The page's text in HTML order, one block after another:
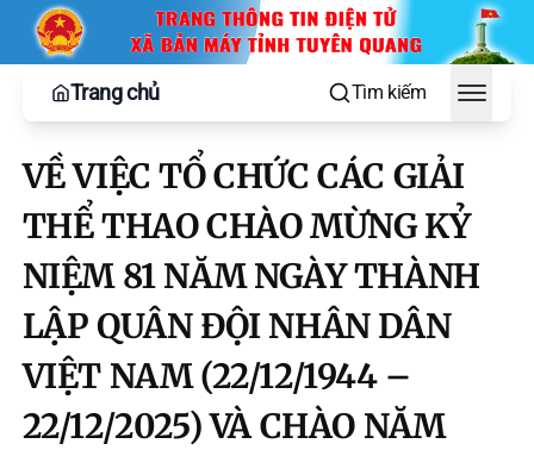
Trang chủ Tìm kiếm
Toggle
VỀ VIỆC TỔ CHỨC CÁC GIẢI
THỂ THAO CHÀO MỪNG KỶ
NIỆM 81 NĂM NGÀY THÀNH
LẬP QUÂN ĐỘI NHÂN DÂN
VIỆT NAM (22/12/1944 –
22/12/2025) VÀ CHÀO NĂM